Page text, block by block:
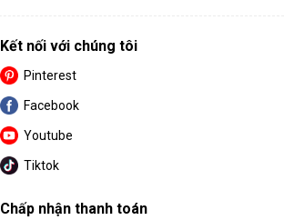
Kết nối với chúng tôi
Pinterest
Facebook
Youtube
Tiktok
Chấp nhận thanh toán